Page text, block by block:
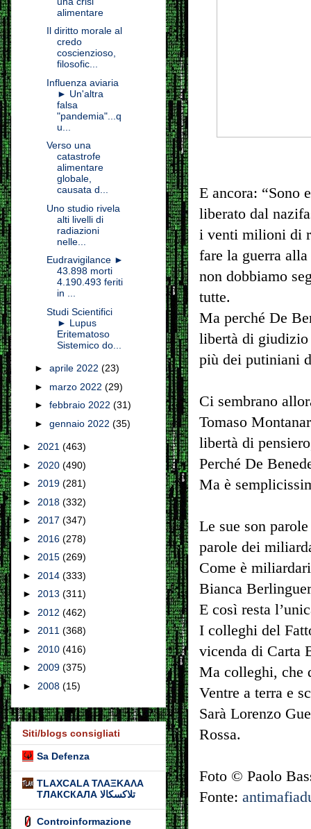
E ancora: “Sono
liberato dal
i venti milioni di
fare la guerra
non dobbiamo
tutte.
Ma perché De
libertà di giudizio
più dei putiniani
Ci sembrano
Tomaso
libertà di
Perché De
Ma è
Le sue son
parole dei
Come è
Bianca
E così resta
I colleghi del
vicenda di Carta
Ma colleghi, che
Ventre a terra e
Sarà Lorenzo
Rossa.
Foto © Paolo
Fonte:
alimentare
Il diritto morale al
credo
coscienzioso,
filosofic...
Influenza aviaria
► Un'altra
falsa
"pandemia"...q
u...
Verso una
catastrofe
alimentare
globale,
causata d...
Uno studio rivela
alti livelli di
radiazioni
nelle...
Eudravigilance ►
43.898 morti
4.190.493 feriti
in ...
Studi Scientifici
► Lupus
Eritematoso
Sistemico do...
► aprile 2022 (23)
► marzo 2022 (29)
► febbraio 2022 (31)
► gennaio 2022 (35)
► 2021 (463)
► 2020 (490)
► 2019 (281)
► 2018 (332)
► 2017 (347)
► 2016 (278)
► 2015 (269)
► 2014 (333)
► 2013 (311)
► 2012 (462)
► 2011 (368)
► 2010 (416)
► 2009 (375)
► 2008 (15)
Siti/blogs consigliati
Sa Defenza
TLAXCALA ΤΛΑΞΚΑΛΑ
ТЛАКСКАЛА تلاكسكالا
Controinformazione